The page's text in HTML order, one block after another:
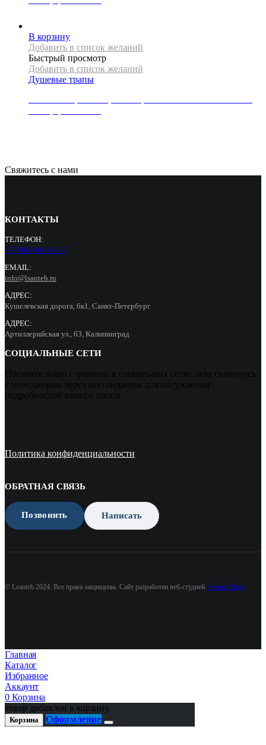
В корзину
Добавить в список желаний
Быстрый просмотр
Добавить в список желаний
Душевые трапы
Свяжитесь с нами
КОНТАКТЫ
ТЕЛЕФОН:
+7 (965) 000 90 55
EMAIL:
info@lsanteh.ru
АДРЕС:
Кушелевская дорога, 6к1, Санкт-Петербург
АДРЕС:
Артиллерийская ул., 63, Калининград
СОЦИАЛЬНЫЕ СЕТИ
Посетите наши страницы в социальных сетях, или свяжитесь
с менеджером через мессенджеры для обсуждения
подробностей вашего заказа
Политика конфиденциальности
ОБРАТНАЯ СВЯЗЬ
Позвонить Написать
© Lsanteh 2024. Все права защищены. Сайт разработан веб-студией Бизнес Идея
Главная
Каталог
Избранное
Аккаунт
0 Корзина
товар добавлен в корзину.
Корзина Оформление